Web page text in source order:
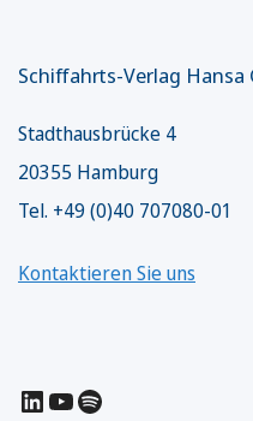
Schiffahrts-Verlag Hansa
Stadthausbrücke 4
20355 Hamburg
Tel. +49 (0)40 707080-01
Kontaktieren Sie uns
LinkedIn
YouTube
Spotify